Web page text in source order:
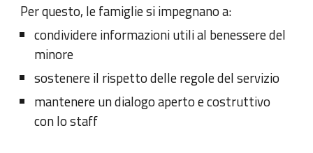
Per questo, le famiglie si impegnano a:
condividere informazioni utili al benessere del
minore
sostenere il rispetto delle regole del servizio
mantenere un dialogo aperto e costruttivo
con lo staff